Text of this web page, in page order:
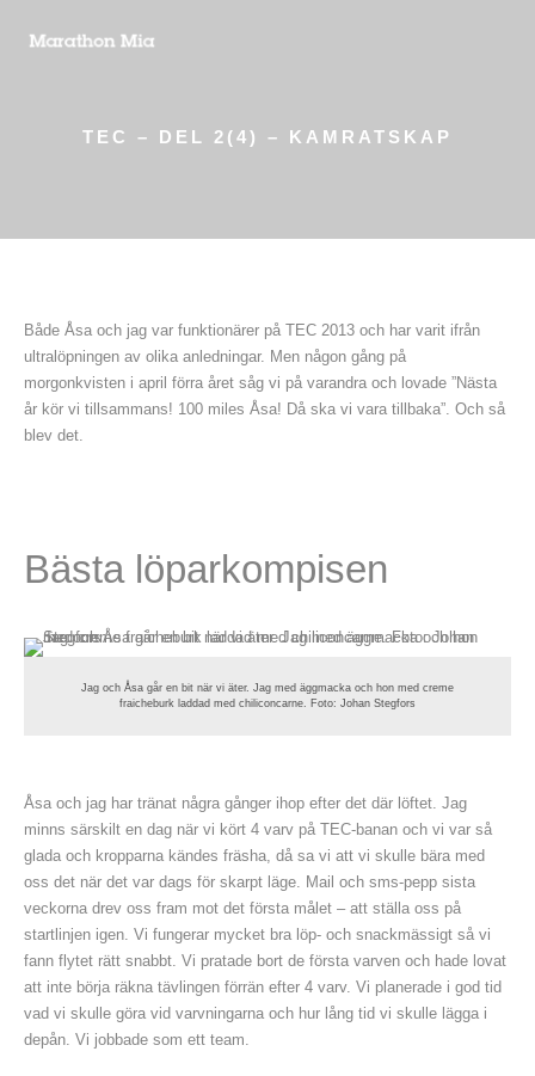
TEC – DEL 2(4) – KAMRATSKAP
Både Åsa och jag var funktionärer på TEC 2013 och har varit ifrån
ultralöpningen av olika anledningar. Men någon gång på
morgonkvisten i april förra året såg vi på varandra och lovade ”Nästa
år kör vi tillsammans! 100 miles Åsa! Då ska vi vara tillbaka”. Och så
blev det.
Bästa löparkompisen
Jag och Åsa går en bit när vi äter. Jag med äggmacka och hon med creme
fraicheburk laddad med chiliconcarne. Foto: Johan Stegfors
Åsa och jag har tränat några gånger ihop efter det där löftet. Jag
minns särskilt en dag när vi kört 4 varv på TEC-banan och vi var så
glada och kropparna kändes fräsha, då sa vi att vi skulle bära med
oss det när det var dags för skarpt läge. Mail och sms-pepp sista
veckorna drev oss fram mot det första målet – att ställa oss på
startlinjen igen. Vi fungerar mycket bra löp- och snackmässigt så vi
fann flytet rätt snabbt. Vi pratade bort de första varven och hade lovat
att inte börja räkna tävlingen förrän efter 4 varv. Vi planerade i god tid
vad vi skulle göra vid varvningarna och hur lång tid vi skulle lägga i
depån. Vi jobbade som ett team.